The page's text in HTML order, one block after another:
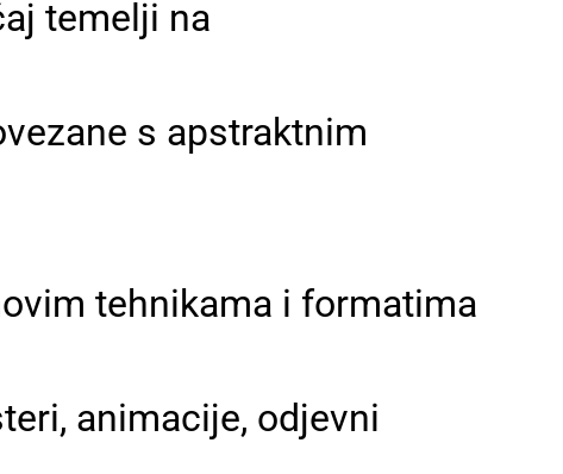
temelji na
s apstraktnim
tehnikama i formatima
animacije, odjevni